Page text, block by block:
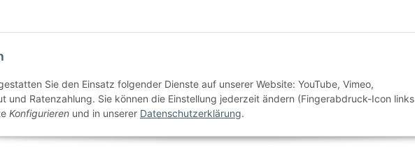
Alle Preise inkl. MwSt.
Sie den Einsatz folgender Dienste auf unserer Website: YouTube, Vimeo,
und Ratenzahlung. Sie können die Einstellung jederzeit ändern (Fingerabdruck-Icon links
Konfigurieren und in unserer Datenschutzerklärung.